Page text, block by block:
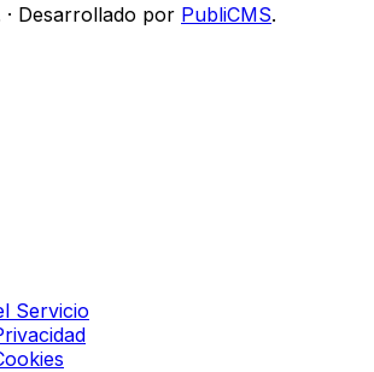
· Desarrollado por PubliCMS.
Servicio